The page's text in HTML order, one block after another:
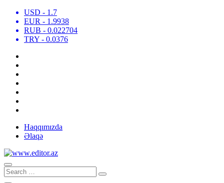
USD - 1.7
EUR - 1.9938
RUB - 0.022704
TRY - 0.0376
Haqqımızda
Əlaqə